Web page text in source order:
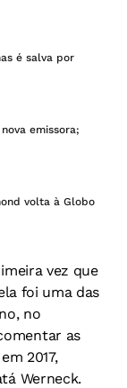
é salva por
emissora;
volta à Globo
vez que
foi uma das
no
as
2017,
Werneck.